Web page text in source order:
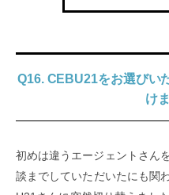
Q16. CEBU21をお選びい
け
初めは違うエージェントさん
談までしていただいたにも関